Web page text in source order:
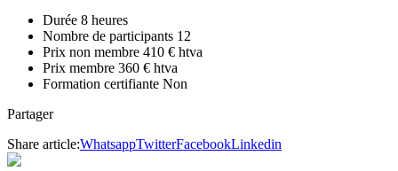
Durée 8 heures
Nombre de participants 12
Prix non membre 410 € htva
Prix membre 360 € htva
Formation certifiante Non
Partager
Share article:WhatsappTwitterFacebookLinkedin